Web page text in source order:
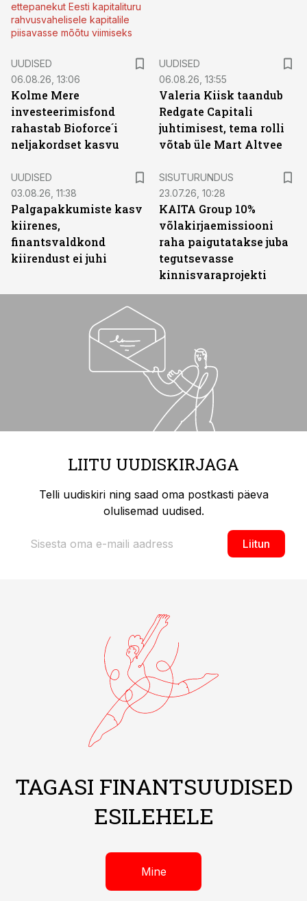
ettepanekut Eesti kapitalituru
rahvusvahelisele kapitalile
piisavasse mõõtu viimiseks
UUDISED
06.08.26, 13:06
Kolme Mere
investeerimisfond
rahastab Bioforce´i
neljakordset kasvu
UUDISED
06.08.26, 13:55
Valeria Kiisk taandub
Redgate Capitali
juhtimisest, tema rolli
võtab üle Mart Altvee
UUDISED
03.08.26, 11:38
Palgapakkumiste kasv
kiirenes,
finantsvaldkond
kiirendust ei juhi
SISUTURUNDUS
23.07.26, 10:28
KAITA Group 10%
võlakirjaemissiooni
raha paigutatakse juba
tegutsevasse
kinnisvaraprojekti
LIITU UUDISKIRJAGA
Telli uudiskiri ning saad oma postkasti päeva
olulisemad uudised.
Liitun
TAGASI FINANTSUUDISED
ESILEHELE
Mine